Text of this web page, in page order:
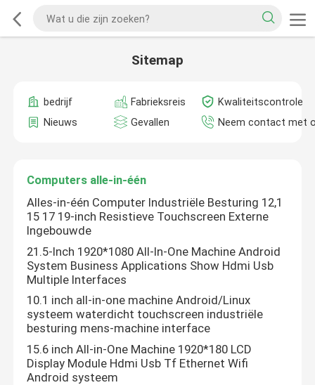
Sitemap
bedrijf Fabrieksreis
Kwaliteitscontrole
Nieuws
Gevallen Neem contact met
Computers alle-in-één
Alles-in-één Computer Industriële Besturing 12,1
15 17 19-inch Resistieve Touchscreen Externe
Ingebouwde
21.5-Inch 1920*1080 All-In-One Machine Android
System Business Applications Show Hdmi Usb
Multiple Interfaces
10.1 inch all-in-one machine Android/Linux
systeem waterdicht touchscreen industriële
besturing mens-machine interface
15.6 inch All-in-One Machine 1920*180 LCD
Display Module Hdmi Usb Tf Ethernet Wifi
Android systeem